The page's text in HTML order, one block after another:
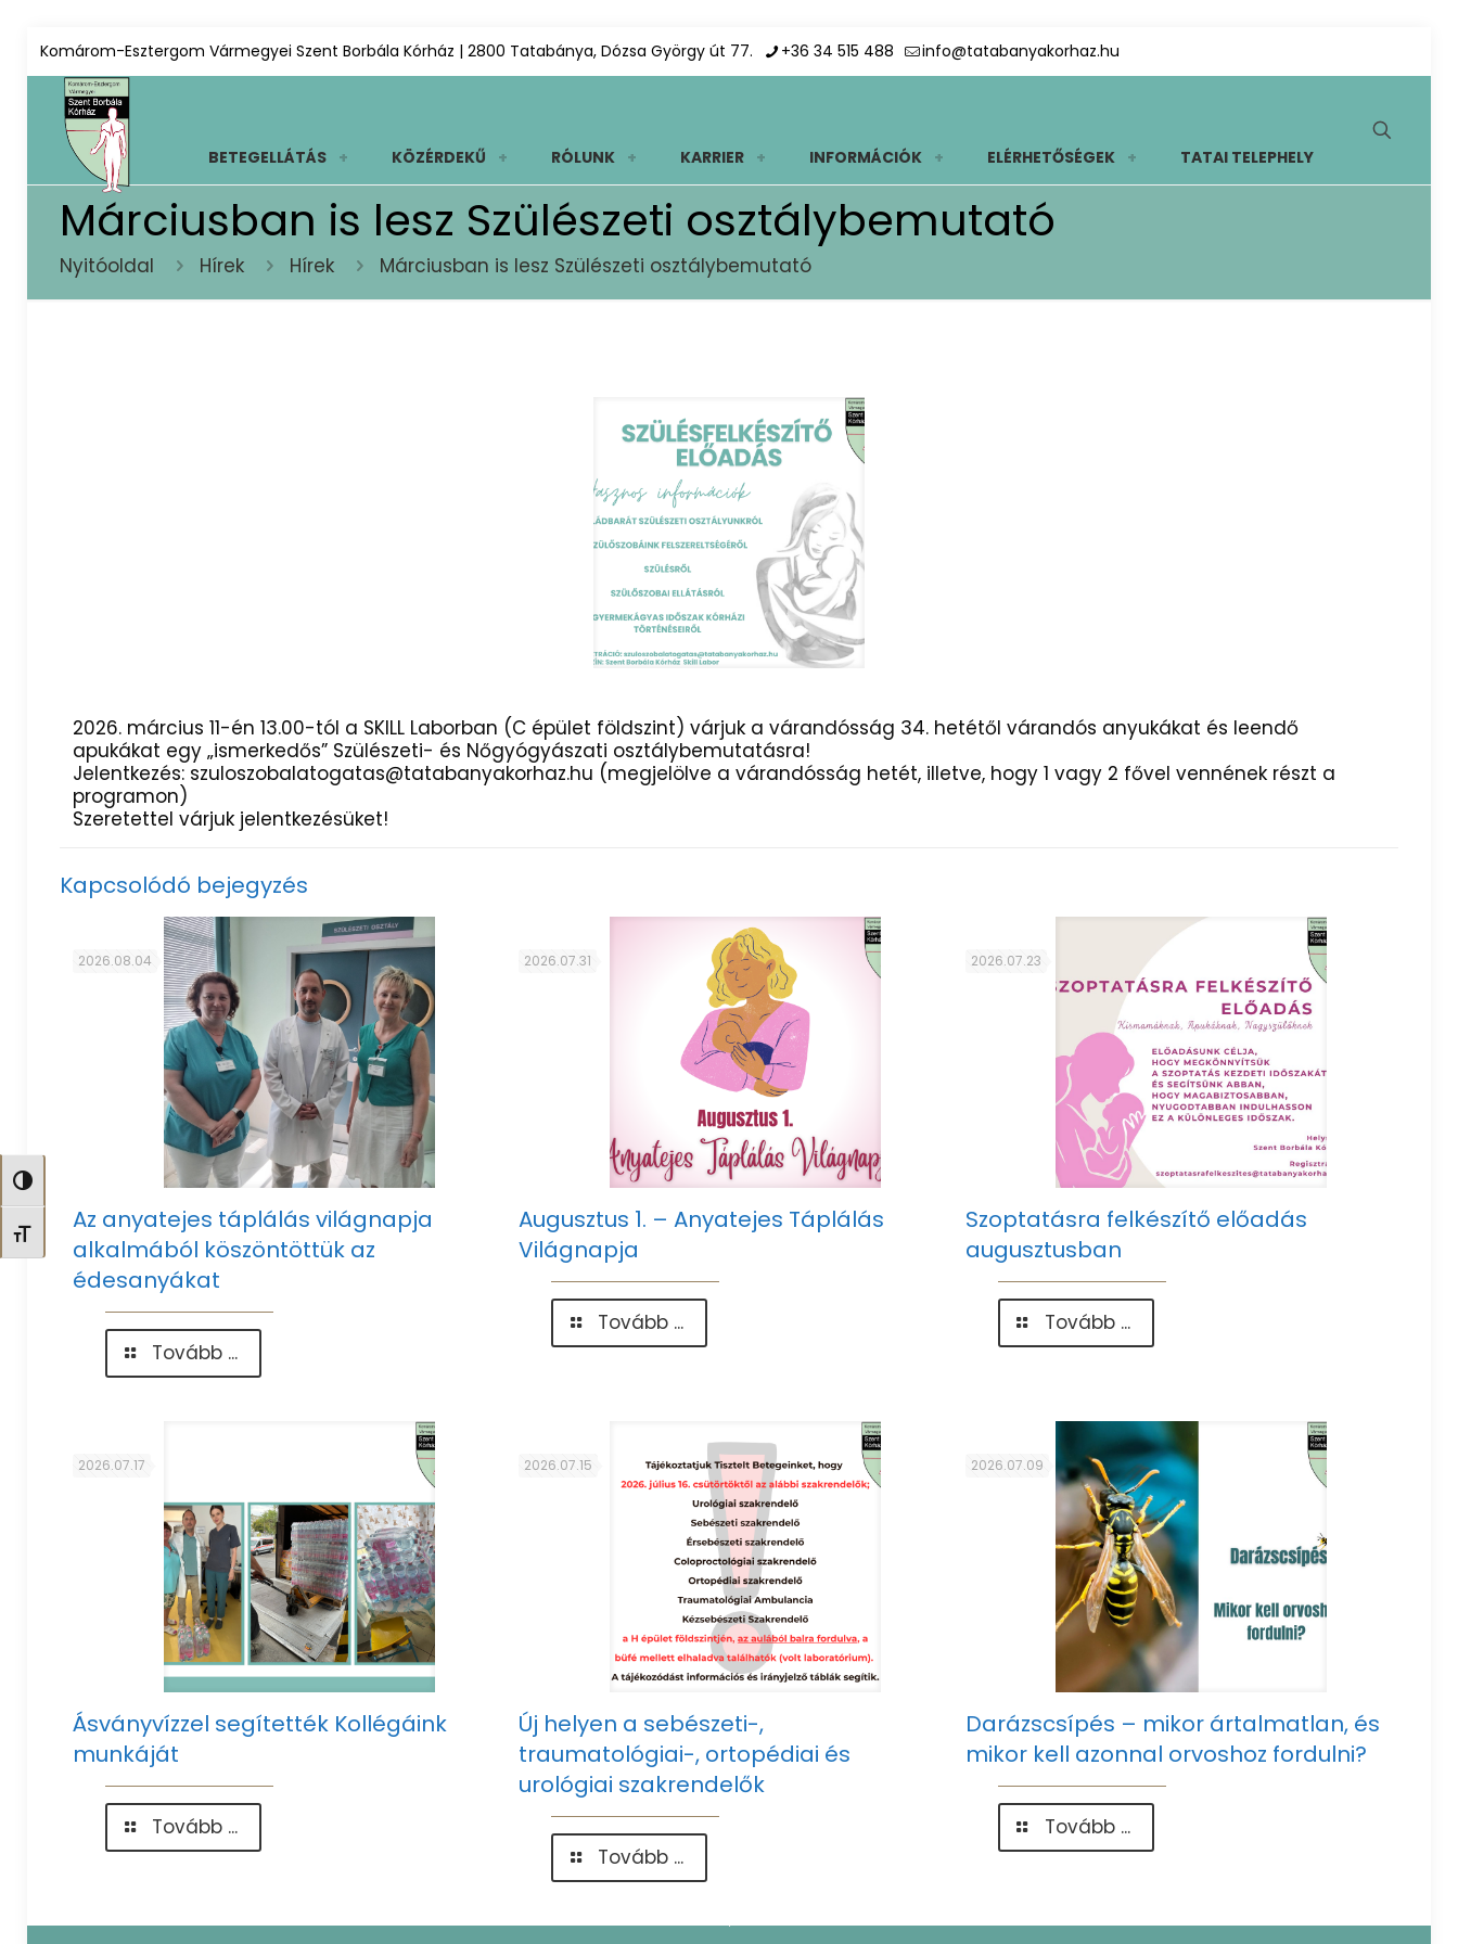
Nagy kontraszt váltása
Betűméret váltása
Komárom-Esztergom Vármegyei Szent Borbála Kórház | 2800 Tatabánya, Dózsa György út 77. +36 34 515 488 info@tatabanyakorhaz.hu
BETEGELLÁTÁS KÖZÉRDEKŰ RÓLUNK KARRIER INFORMÁCIÓK ELÉRHETŐSÉGEK TATAI TELEPHELY
Márciusban is lesz Szülészeti osztálybemutató
Nyitóoldal Hírek Hírek Márciusban is lesz Szülészeti osztálybemutató
2026. március 11-én 13.00-tól a SKILL Laborban (C épület földszint) várjuk a várandósság 34. hetétől várandós anyukákat és leendő
apukákat egy „ismerkedős” Szülészeti- és Nőgyógyászati osztálybemutatásra!
Jelentkezés: szuloszobalatogatas@tatabanyakorhaz.hu (megjelölve a várandósság hetét, illetve, hogy 1 vagy 2 fővel vennének részt a
programon)
Szeretettel várjuk jelentkezésüket!
Kapcsolódó bejegyzés
2026.08.04
Az anyatejes táplálás világnapja
alkalmából köszöntöttük az
édesanyákat
Tovább ...-
Az
az
édesanyákat
2026.07.31
Augusztus 1. – Anyatejes Táplálás
Világnapja
Tovább ...-
Augusztus
Táplálás
Világnapja
2026.07.23
Szoptatásra felkészítő előadás
augusztusban
Tovább ...-
Szoptatásra
2026.07.17
Ásványvízzel segítették Kollégáink
munkáját
Tovább ...-
Ásványvízzel
2026.07.15
Új helyen a sebészeti-,
traumatológiai-, ortopédiai és
urológiai szakrendelők
Tovább ...-
Új
a
2026.07.09
Darázscsípés – mikor ártalmatlan, és
mikor kell azonnal orvoshoz fordulni?
Tovább ...-
Darázscsípés